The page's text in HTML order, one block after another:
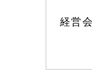
経営